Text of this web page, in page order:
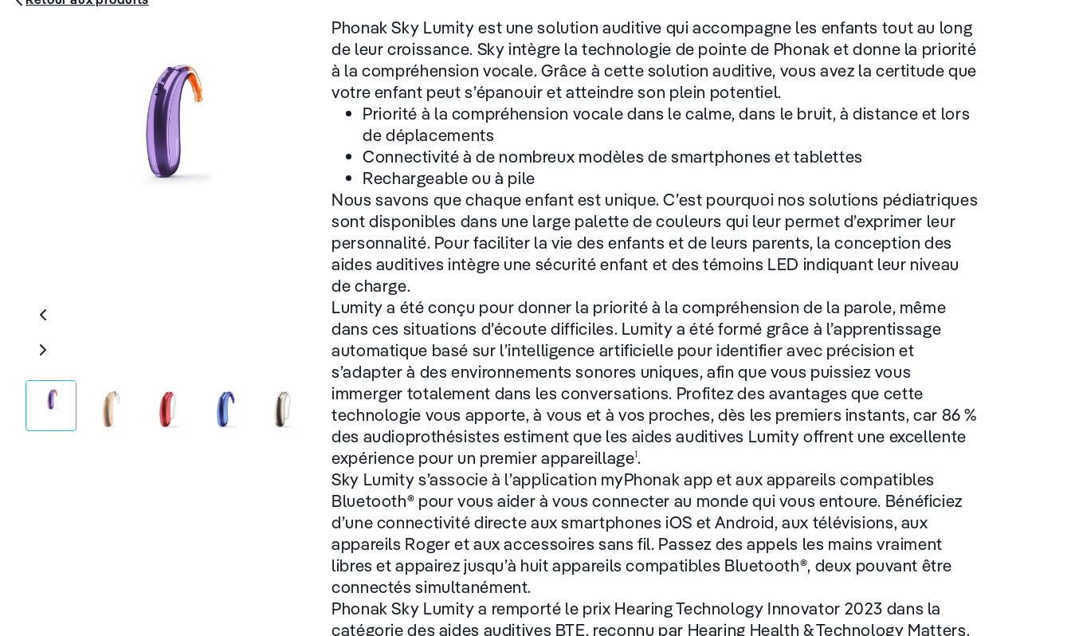
Phonak Sky Lumity est une solution auditive qui accompagne les enfants tout au long
de leur croissance. Sky intègre la technologie de pointe de Phonak et donne la priorité
à la compréhension vocale. Grâce à cette solution auditive, vous avez la certitude que
votre enfant peut s’épanouir et atteindre son plein potentiel.
Priorité à la compréhension vocale dans le calme, dans le bruit, à distance et lors
de déplacements
Connectivité à de nombreux modèles de smartphones et tablettes
Rechargeable ou à pile
Nous savons que chaque enfant est unique. C’est pourquoi nos solutions pédiatriques
sont disponibles dans une large palette de couleurs qui leur permet d’exprimer leur
personnalité. Pour faciliter la vie des enfants et de leurs parents, la conception des
aides auditives intègre une sécurité enfant et des témoins LED indiquant leur niveau
de charge.
Lumity a été conçu pour donner la priorité à la compréhension de la parole, même
dans ces situations d’écoute difficiles. Lumity a été formé grâce à l’apprentissage
automatique basé sur l’intelligence artificielle pour identifier avec précision et
s’adapter à des environnements sonores uniques, afin que vous puissiez vous
immerger totalement dans les conversations. Profitez des avantages que cette
technologie vous apporte, à vous et à vos proches, dès les premiers instants, car 86 %
des audioprothésistes estiment que les aides auditives Lumity offrent une excellente
expérience pour un premier appareillage1.
Sky Lumity s’associe à l’application myPhonak app et aux appareils compatibles
Bluetooth® pour vous aider à vous connecter au monde qui vous entoure. Bénéficiez
d’une connectivité directe aux smartphones iOS et Android, aux télévisions, aux
appareils Roger et aux accessoires sans fil. Passez des appels les mains vraiment
libres et appairez jusqu’à huit appareils compatibles Bluetooth®, deux pouvant être
connectés simultanément.
Phonak Sky Lumity a remporté le prix Hearing Technology Innovator 2023 dans la
catégorie des aides auditives BTE, reconnu par Hearing Health & Technology Matters.